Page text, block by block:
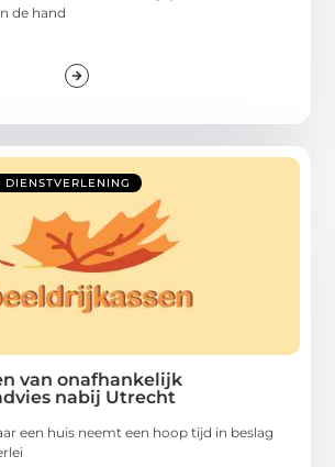
de hand
DIENSTVERLENING
van onafhankelijk
nabij Utrecht
een huis neemt een hoop tijd in beslag